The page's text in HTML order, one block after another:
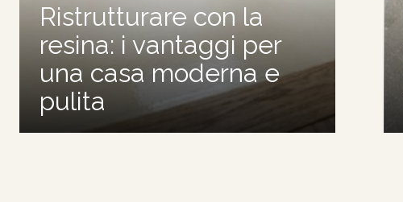
Ristrutturare con la
resina: i vantaggi per
una casa moderna e
pulita